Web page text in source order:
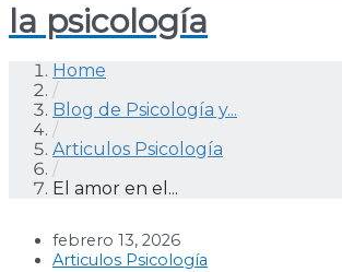
la psicología
Home
/
Blog de Psicología y...
/
Articulos Psicología
/
El amor en el...
febrero 13, 2026
Articulos Psicología